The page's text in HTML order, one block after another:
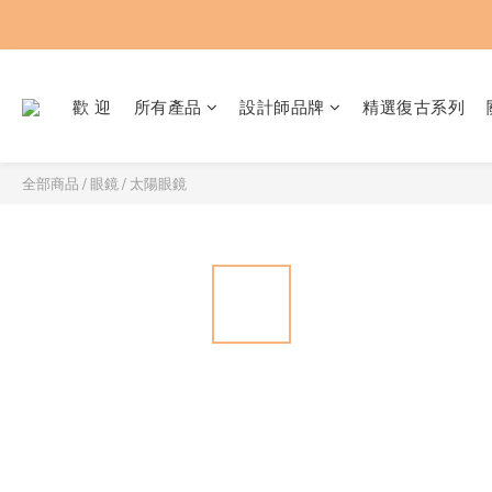
歡 迎 所有產品 設計師品牌 精選復古系列
全部商品 / 眼鏡 / 太陽眼鏡